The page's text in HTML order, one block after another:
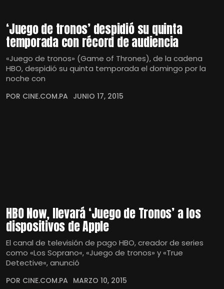
‘Juego de tronos’ despidió su quinta
temporada con récord de audiencia
«Juego de tronos» (Game of Thrones), de la cadena
HBO, despidió su quinta temporada el domingo por la
noche con
POR CINE.COM.PA JUNIO 17, 2015
HBO Now, llevará ‘Juego de Tronos’ a los
dispositivos de Apple
El canal de televisión de pago HBO, creador de series
como «Los Soprano«, «Juego de tronos» y «True
Detective«, anunció
POR CINE.COM.PA MARZO 10, 2015